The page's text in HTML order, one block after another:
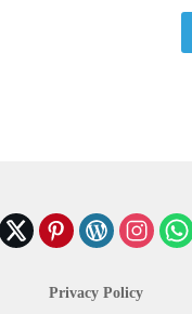
Privacy Policy